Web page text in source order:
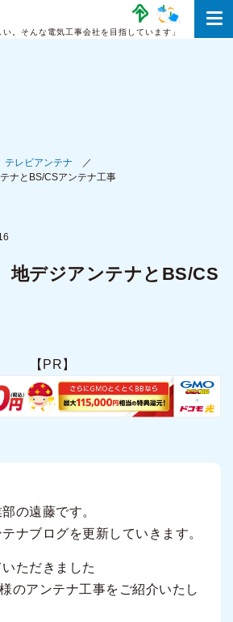
。 そんな電気工事会社を目指しています」
テレビアンテナ
ナとBS/CSアンテナ工事
地デジアンテナとBS/CS
【PR】
の遠藤です。
ナブログを更新していきます。
ただきました
のアンテナ工事をご紹介いたし